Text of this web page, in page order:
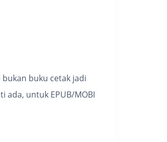
buku cetak jadi
ada, untuk EPUB/MOBI